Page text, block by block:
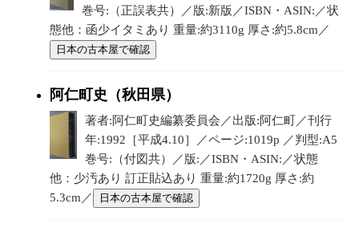
巻号:（正誤表共）／版:新版／ISBN・ASIN:／状
態他：函少イタミあり 重量:約3110g 厚さ:約5.8cm／
日本の古本屋で確認
阿仁町史（秋田県）
著者:阿仁町史編纂委員会／出版:阿仁町／刊行
年:1992［平成4.10］／ページ:1019p ／判型:A5
巻号:（付図共）／版:／ISBN・ASIN:／状態
他：少汚あり 訂正貼込あり 重量:約1720g 厚さ:約
5.3cm／
日本の古本屋で確認